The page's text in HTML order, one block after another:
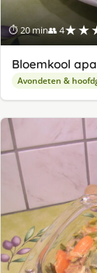
⏱ 20 min👥 4
Bloemkool
Avondeten &